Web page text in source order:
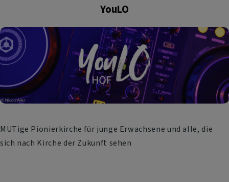
YouLO
MUTige Pionierkirche für junge Erwachsene und alle, die
sich nach Kirche der Zukunft sehen